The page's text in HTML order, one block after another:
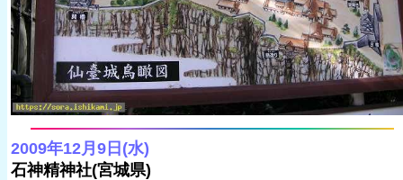
2009年12月9日(水)
石神精神社(宮城県)